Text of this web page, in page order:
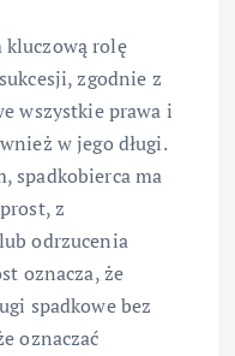
kluczową rolę
zgodnie z
wszystkie prawa i
w jego długi.
spadkobierca ma
z
odrzucenia
oznacza, że
spadkowe bez
oznaczać